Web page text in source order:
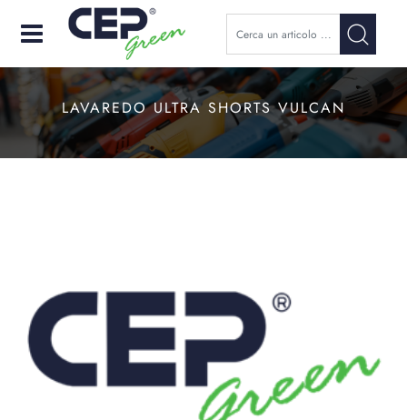
Open
LAVAREDO ULTRA SHORTS VULCAN